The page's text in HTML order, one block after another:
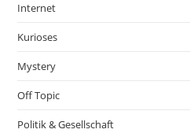
Internet
Kurioses
Mystery
Off Topic
Politik & Gesellschaft